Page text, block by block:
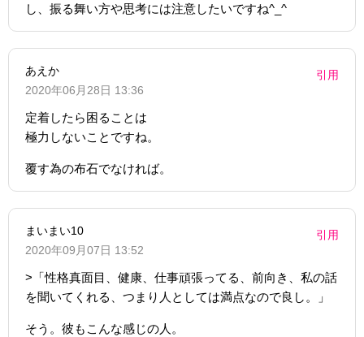
し、振る舞い方や思考には注意したいですね^_^
あえか
2020年06月28日 13:36
引用
定着したら困ることは
極力しないことですね。
覆す為の布石でなければ。
まいまい10
2020年09月07日 13:52
引用
>「性格真面目、健康、仕事頑張ってる、前向き、私の話
を聞いてくれる、つまり人としては満点なので良し。」
そう。彼もこんな感じの人。